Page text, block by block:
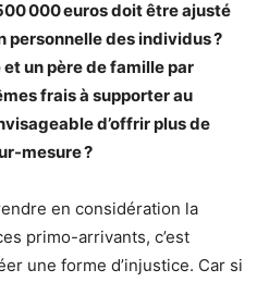
000 euros doit être ajusté
personnelle des individus ?
un père de famille par
frais à supporter au
d’offrir plus de
mesure ?
en considération la
primo-arrivants, c’est
une forme d’injustice. Car si